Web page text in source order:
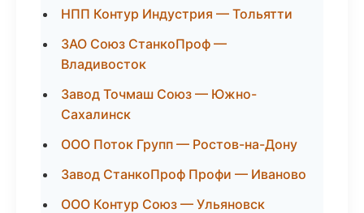
НПП Контур Индустрия — Тольятти
ЗАО Союз СтанкоПроф —
Владивосток
Завод Точмаш Союз — Южно-
Сахалинск
ООО Поток Групп — Ростов-на-Дону
Завод СтанкоПроф Профи — Иваново
ООО Контур Союз — Ульяновск